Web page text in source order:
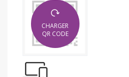
CHARGER
QR CODE